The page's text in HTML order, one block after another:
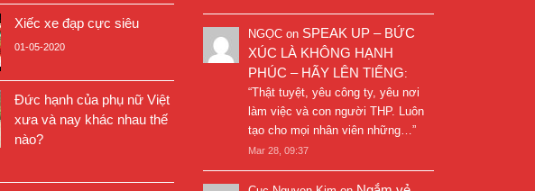
Xiếc xe đạp cực siêu
01-05-2020
Đức hạnh của phụ nữ Việt
xưa và nay khác nhau thế
nào?
NGỌC on SPEAK UP – BỨC
XÚC LÀ KHÔNG HẠNH
PHÚC – HÃY LÊN TIẾNG:
“Thật tuyệt, yêu công ty, yêu nơi
làm việc và con người THP. Luôn
tạo cho mọi nhân viên những… ”
Mar 28, 09:37